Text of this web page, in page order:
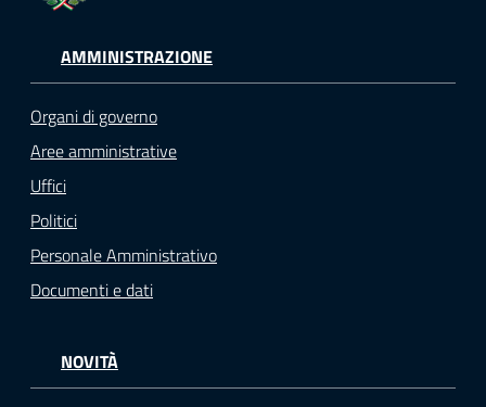
AMMINISTRAZIONE
Organi di governo
Aree amministrative
Uffici
Politici
Personale Amministrativo
Documenti e dati
NOVITÀ